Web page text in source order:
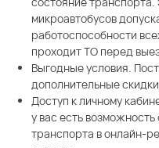
микроавтобусов
работоспособности
проходит ТО перед
Выгодные условия.
дополнительные
Доступ к личному
у вас есть
транспорта в онлайн-